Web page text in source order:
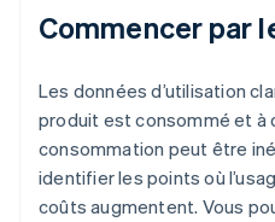
Commencer par
Les données d’utilisation
produit est consommé et à
consommation peut être
identifier les points où
coûts augmentent. Vous